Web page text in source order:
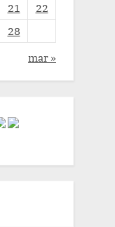
21
22
28
mar »